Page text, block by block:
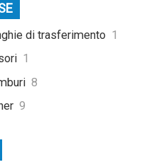
di trasferimento 1
1
8
9